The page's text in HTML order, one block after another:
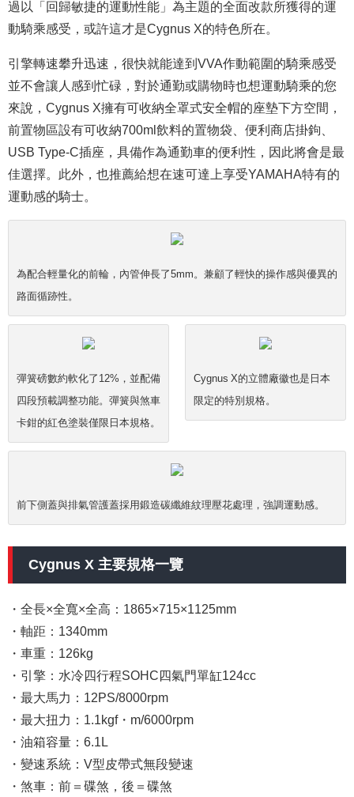
過以「回歸敏捷的運動性能」為主題的全面改款所獲得的運
動騎乘感受，或許這才是Cygnus X的特色所在。
引擎轉速攀升迅速，很快就能達到VVA作動範圍的騎乘感受
並不會讓人感到忙碌，對於通勤或購物時也想運動騎乘的您
來說，Cygnus X擁有可收納全罩式安全帽的座墊下方空間，
前置物區設有可收納700ml飲料的置物袋、便利商店掛鉤、
USB Type-C插座，具備作為通勤車的便利性，因此將會是最
佳選擇。此外，也推薦給想在速可達上享受YAMAHA特有的
運動感的騎士。
為配合輕量化的前輪，內管伸長了5mm。兼顧了輕快的操作感與優異的
路面循跡性。
彈簧磅數約軟化了12%，並配備
四段預載調整功能。彈簧與煞車
卡鉗的紅色塗裝僅限日本規格。
Cygnus X的立體廠徽也是日本
限定的特別規格。
前下側蓋與排氣管護蓋採用鍛造碳纖維紋理壓花處理，強調運動感。
Cygnus X 主要規格一覽
・全長×全寬×全高：1865×715×1125mm
・軸距：1340mm
・車重：126kg
・引擎：水冷四行程SOHC四氣門單缸124cc
・最大馬力：12PS/8000rpm
・最大扭力：1.1kgf・m/6000rpm
・油箱容量：6.1L
・變速系統：V型皮帶式無段變速
・煞車：前＝碟煞，後＝碟煞